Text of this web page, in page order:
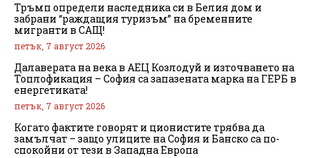
Тръмп определи наследника си в Белия дом и
забрани “раждащия туризъм” на бременните
мигранти в САЩ!
петък, 7 август 2026
Далаверата на века в АЕЦ Козлодуй и източването на
Топлофикация – София са запазената марка на ГЕРБ в
енергетиката!
петък, 7 август 2026
Когато фактите говорят и ционистите трябва да
замълчат – защо улиците на София и Банско са по-
спокойни от тези в Западна Европа